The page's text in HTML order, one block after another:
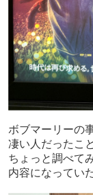
ボブマーリーの
凄い人だったこ
ちょっと調べて
内容になってい